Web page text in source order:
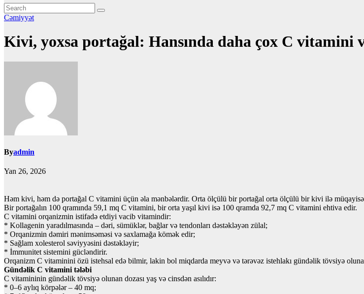
Cəmiyyət
Kivi, yoxsa portağal: Hansında daha çox C vitamini
Byadmin
Yan 26, 2026
Həm kivi, həm də portağal C vitamini üçün əla mənbələrdir. Orta ölçülü bir portağal orta ölçülü bir kivi ilə
Bir portağalın 100 qramında 59,1 mq C vitamini, bir orta yaşıl kivi isə 100 qramda 92,7 mq C vitamini ehtiva edir.
C vitamini orqanizmin istifadə etdiyi vacib vitamindir:
* Kollagenin yaradılmasında – dəri, sümüklər, bağlar və tendonları dəstəkləyən zülal;
* Orqanizmin dəmiri mənimsəməsi və saxlamağa kömək edir;
* Sağlam xolesterol səviyyəsini dəstəkləyir;
* İmmunitet sistemini gücləndirir.
Orqanizm C vitaminini özü istehsal edə bilmir, lakin bol miqdarda meyvə və tərəvəz istehlakı gündəlik tövsiyə
Gündəlik C vitamini tələbi
C vitamininin gündəlik tövsiyə olunan dozası yaş və cinsdən asılıdır:
* 0–6 aylıq körpələr – 40 mq;